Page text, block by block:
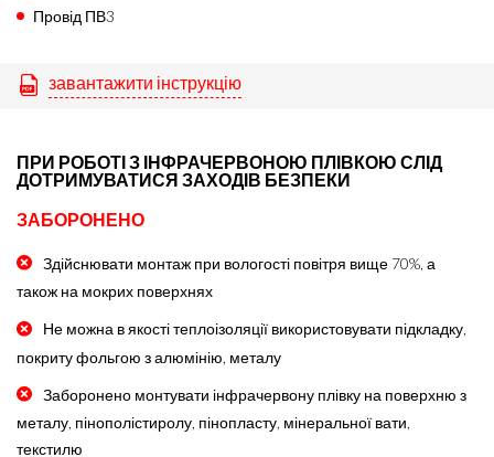
Провід ПВ3
завантажити інструкцію
ПРИ РОБОТІ З ІНФРАЧЕРВОНОЮ ПЛІВКОЮ СЛІД
ДОТРИМУВАТИСЯ ЗАХОДІВ БЕЗПЕКИ
ЗАБОРОНЕНО
Здійснювати монтаж при вологості повітря вище 70%, а
також на мокрих поверхнях
Не можна в якості теплоізоляції використовувати підкладку,
покриту фольгою з алюмінію, металу
Заборонено монтувати інфрачервону плівку на поверхню з
металу, пінополістиролу, пінопласту, мінеральної вати,
текстилю